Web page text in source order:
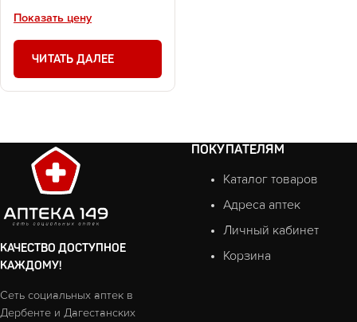
Показать цену
ЧИТАТЬ ДАЛЕЕ
КАЧЕСТВО ДОСТУПНОЕ
КАЖДОМУ!
Сеть социальных аптек в
Дербенте и Дагестанских
ПОКУПАТЕЛЯМ
Каталог товаров
Адреса аптек
Личный кабинет
Корзина